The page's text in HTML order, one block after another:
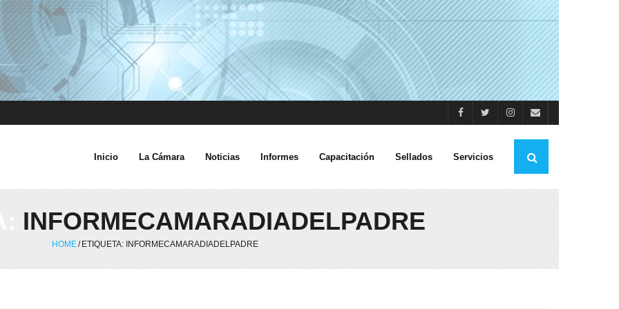
Inicio La Cámara Noticias Informes Capacitación Sellados Servicios
INFORMECAMARADIADELPADRE
HOME/ ETIQUETA: INFORMECAMARADIADELPADRE